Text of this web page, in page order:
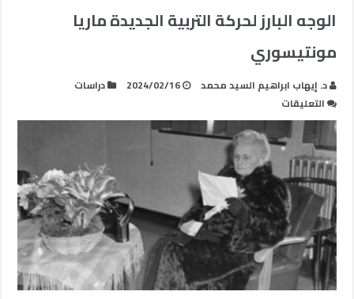
الوجه البارز لحركة التربية الجديدة ماريا
مونتيسوري
د. إيهاب ابراهيم السيد محمد 2024/02/16
دراسات
التعليقات
الوجه
البارز
لحركة
التربية
الجديدة
ماريا
مونتيسوري
مغلقة